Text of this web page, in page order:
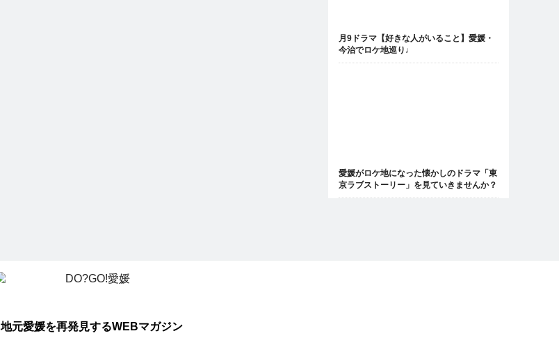
月9ドラマ【好きな人がいること】愛媛・
今治でロケ地巡り♩
愛媛がロケ地になった懐かしのドラマ「東
京ラブストーリー」を見ていきませんか？
地元愛媛を再発見するWEBマガジン